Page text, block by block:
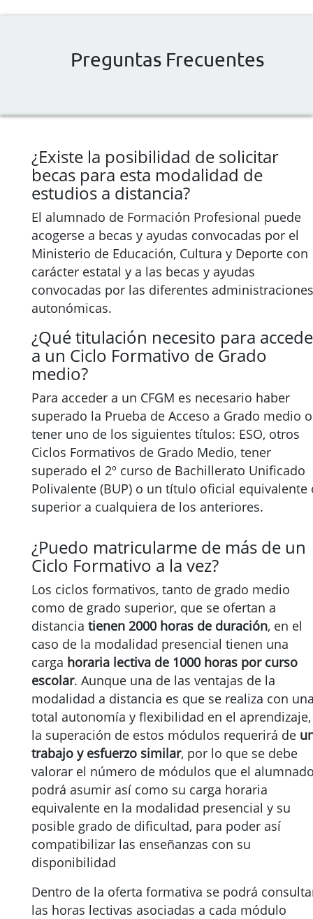
Preguntas Frecuentes
¿Existe la posibilidad de solicitar
becas para esta modalidad de
estudios a distancia?
El alumnado de Formación Profesional puede
acogerse a becas y ayudas convocadas por el
Ministerio de Educación, Cultura y Deporte con
carácter estatal y a las becas y ayudas
convocadas por las diferentes administraciones
autonómicas.
¿Qué titulación necesito para
a un Ciclo Formativo de Grado
medio?
Para acceder a un CFGM es necesario haber
superado la Prueba de Acceso a Grado medio o
tener uno de los siguientes títulos: ESO, otros
Ciclos Formativos de Grado Medio, tener
superado el 2º curso de Bachillerato Unificado
Polivalente (BUP) o un título oficial equivalente
superior a cualquiera de los anteriores.
¿Puedo matricularme de más de un
Ciclo Formativo a la vez?
Los ciclos formativos, tanto de grado medio
como de grado superior, que se ofertan a
distancia tienen 2000 horas de duración, en el
caso de la modalidad presencial tienen una
carga horaria lectiva de 1000 horas por curso
escolar. Aunque una de las ventajas de la
modalidad a distancia es que se realiza con
total autonomía y flexibilidad en el aprendizaje,
la superación de estos módulos requerirá de
trabajo y esfuerzo similar, por lo que se debe
valorar el número de módulos que el
podrá asumir así como su carga horaria
equivalente en la modalidad presencial y su
posible grado de dificultad, para poder así
compatibilizar las enseñanzas con su
disponibilidad
Dentro de la oferta formativa se podrá
las horas lectivas asociadas a cada módulo